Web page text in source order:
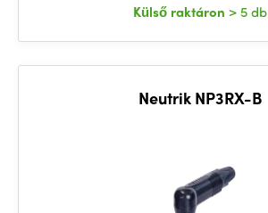
Külső raktáron > 5 db
Neutrik NP3RX-B